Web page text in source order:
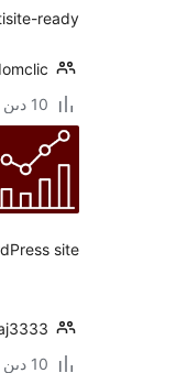
ready.
10 دىن ئاز ئاكتىپ ئورنىتىش
site.
10 دىن ئاز ئاكتىپ ئورنىتىش